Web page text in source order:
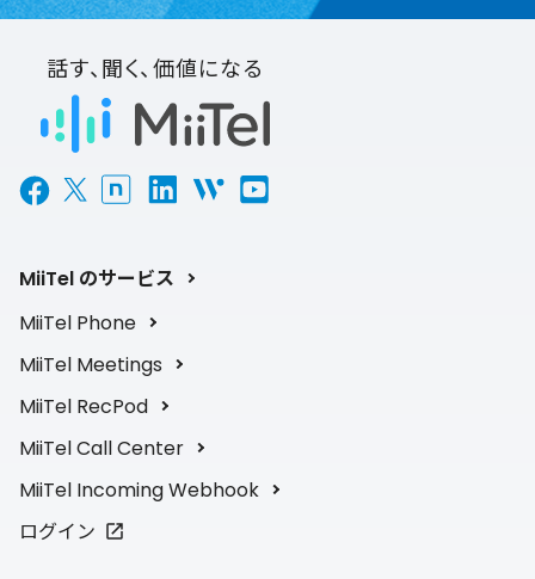
話す、聞く、価値になる
MiiTel のサービス
MiiTel Phone
MiiTel Meetings
MiiTel RecPod
MiiTel Call Center
MiiTel Incoming Webhook
ログイン